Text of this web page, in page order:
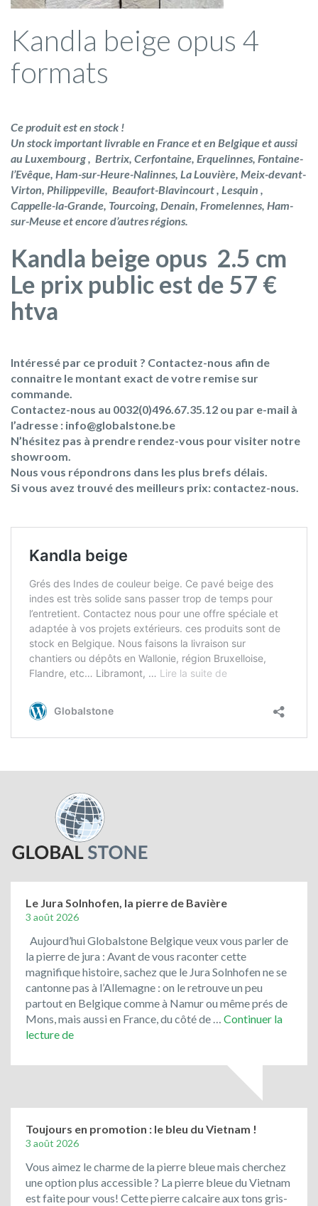
Kandla beige opus 4
formats
Ce produit est en stock !
Un stock important livrable en France et en Belgique et aussi
au Luxembourg , Bertrix, Cerfontaine, Erquelinnes, Fontaine-
l’Evêque, Ham-sur-Heure-Nalinnes, La Louvière, Meix-devant-
Virton, Philippeville, Beaufort-Blavincourt , Lesquin ,
Cappelle-la-Grande, Tourcoing, Denain, Fromelennes, Ham-
sur-Meuse et encore d’autres régions.
Kandla beige opus 2.5 cm
Le prix public est de 57 €
htva
Intéressé par ce produit ? Contactez-nous afin de
connaitre le montant exact de votre remise sur
commande.
Contactez-nous au 0032(0)496.67.35.12 ou par e-mail à
l’adresse : info@globalstone.be
N’hésitez pas à prendre rendez-vous pour visiter notre
showroom.
Nous vous répondrons dans les plus brefs délais.
Si vous avez trouvé des meilleurs prix: contactez-nous.
Le Jura Solnhofen, la pierre de Bavière
3 août 2026
Aujourd’hui Globalstone Belgique veux vous parler de
la pierre de jura : Avant de vous raconter cette
magnifique histoire, sachez que le Jura Solnhofen ne se
cantonne pas à l’Allemagne : on le retrouve un peu
partout en Belgique comme à Namur ou même prés de
Mons, mais aussi en France, du côté de … Continuer la
lecture deLe
Solnhofen,
de
Bavière
Toujours en promotion : le bleu du Vietnam !
3 août 2026
Vous aimez le charme de la pierre bleue mais cherchez
une option plus accessible ? La pierre bleue du Vietnam
est faite pour vous! Cette pierre calcaire aux tons gris-